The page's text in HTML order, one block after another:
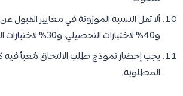
و40% لاختبارات التحصيلي، و30% لاختبارات القدرات.
يجب إحضار نموذج طلب الالتحاق مُعبأ فيه
المطلوبة.